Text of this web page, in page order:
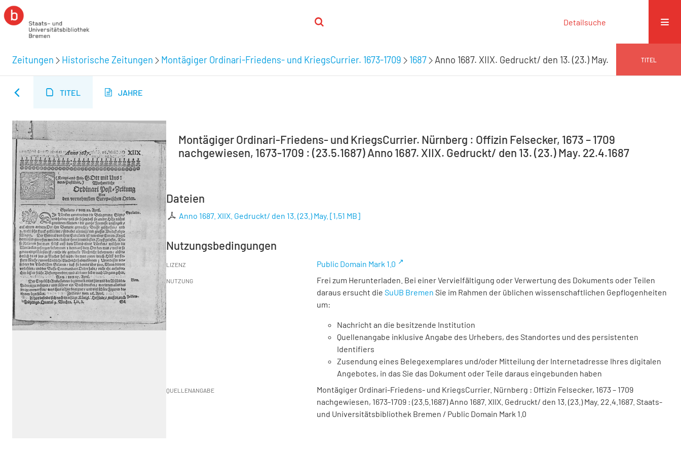
Detailsuche
Zeitungen Historische Zeitungen Montägiger Ordinari-Friedens- und KriegsCurrier. 1673-1709 1687 Anno 1687. XIIX. Gedruckt/ den 13. (23.) May. TITEL
TITEL JAHRE
Montägiger Ordinari-Friedens- und KriegsCurrier. Nürnberg : Offizin Felsecker, 1673 – 1709
nachgewiesen, 1673-1709 : (23.5.1687) Anno 1687. XIIX. Gedruckt/ den 13. (23.) May. 22.4.1687
Dateien
Anno 1687. XIIX. Gedruckt/ den 13. (23.) May. [1,51 MB]
Nutzungsbedingungen
LIZENZ Public Domain Mark 1.0
NUTZUNG
Frei zum Herunterladen. Bei einer Vervielfältigung oder Verwertung des Dokuments oder Teilen
daraus ersucht die SuUB Bremen Sie im Rahmen der üblichen wissenschaftlichen Gepflogenheiten
um:
Nachricht an die besitzende Institution
Quellenangabe inklusive Angabe des Urhebers, des Standortes und des persistenten
Identifiers
Zusendung eines Belegexemplares und/oder Mitteilung der Internetadresse Ihres digitalen
Angebotes, in das Sie das Dokument oder Teile daraus eingebunden haben
QUELLENANGABE
Montägiger Ordinari-Friedens- und KriegsCurrier. Nürnberg : Offizin Felsecker, 1673 – 1709
nachgewiesen, 1673-1709 : (23.5.1687) Anno 1687. XIIX. Gedruckt/ den 13. (23.) May. 22.4.1687. Staats-
und Universitätsbibliothek Bremen / Public Domain Mark 1.0